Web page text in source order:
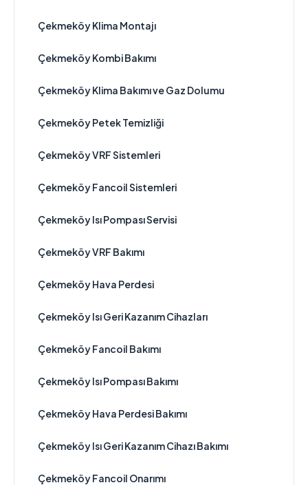
Çekmeköy Klima Montajı
Çekmeköy Kombi Bakımı
Çekmeköy Klima Bakımı ve Gaz Dolumu
Çekmeköy Petek Temizliği
Çekmeköy VRF Sistemleri
Çekmeköy Fancoil Sistemleri
Çekmeköy Isı Pompası Servisi
Çekmeköy VRF Bakımı
Çekmeköy Hava Perdesi
Çekmeköy Isı Geri Kazanım Cihazları
Çekmeköy Fancoil Bakımı
Çekmeköy Isı Pompası Bakımı
Çekmeköy Hava Perdesi Bakımı
Çekmeköy Isı Geri Kazanım Cihazı Bakımı
Çekmeköy Fancoil Onarımı